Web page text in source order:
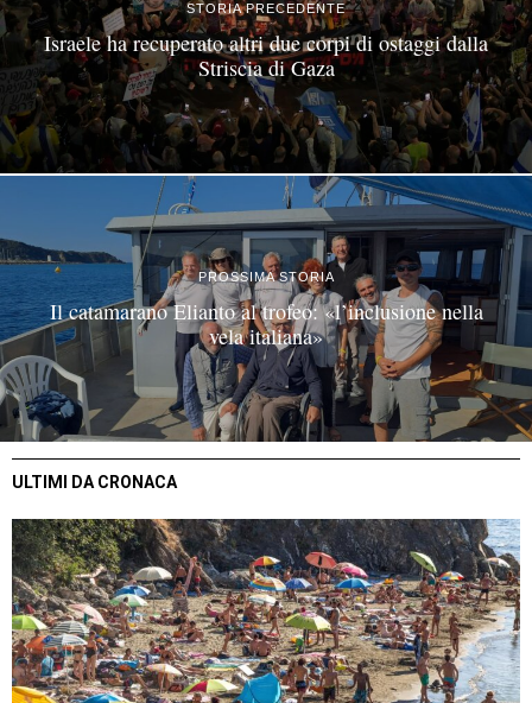
STORIA PRECEDENTE
Israele ha recuperato altri due corpi di ostaggi dalla
Striscia di Gaza
PROSSIMA STORIA
Il catamarano Elianto al trofeo: «l’inclusione nella
vela italiana»
ULTIMI DA CRONACA